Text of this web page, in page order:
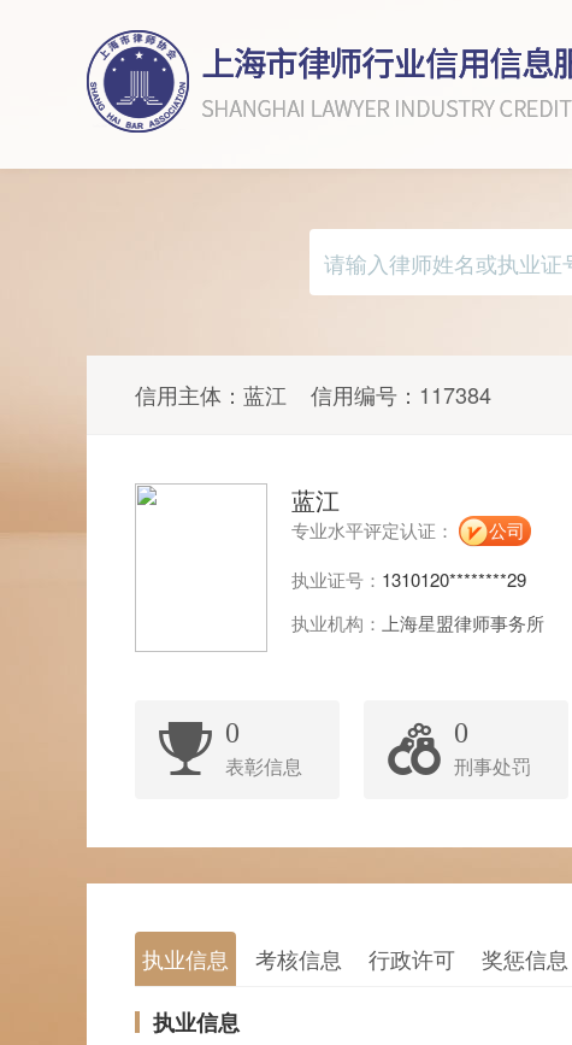
信用主体： 蓝江 信用编号： 117384
蓝江
专业水平评定认证：
公司
执业证号： 1310120********29
执业机构： 上海星盟律师事务所
0
表彰信息
0
刑事处罚
执业信息 考核信息 行政许可 奖惩信息
执业信息